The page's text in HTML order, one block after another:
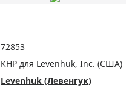
72853
КНР для Levenhuk, Inc. (США)
Levenhuk (Левенгук)